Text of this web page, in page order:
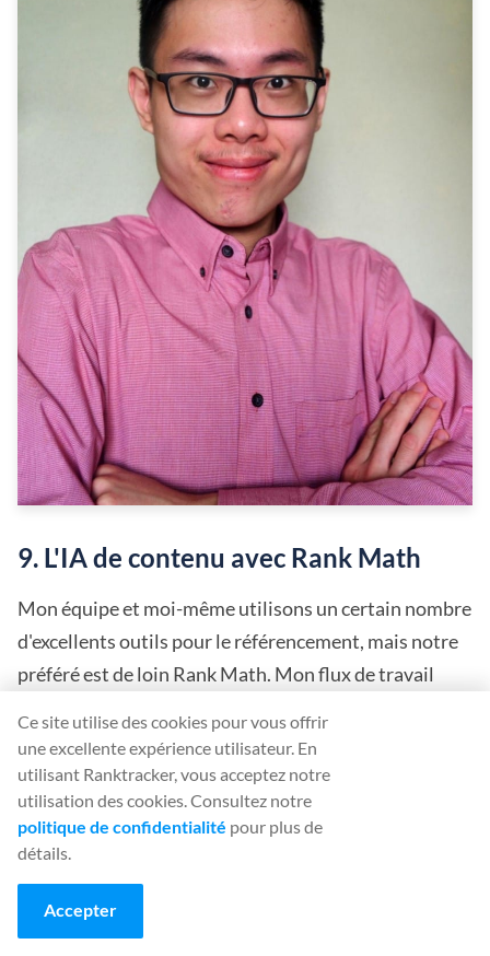
9. L'IA de contenu avec Rank Math
Mon équipe et moi-même utilisons un certain nombre
d'excellents outils pour le référencement, mais notre
préféré est de loin Rank Math. Mon flux de travail
rédige le contenu avec un outil d'IA, je le modifie en
profondeur pour y ajouter une touche humaine et,
pendant ce temps, je vérifie avec l'outil d'IA de Rank
Math pour m'assurer que je touche toutes les bonnes
Ce site utilise des cookies pour vous offrir
une excellente expérience utilisateur. En
utilisant Ranktracker, vous acceptez notre
utilisation des cookies. Consultez notre
politique de confidentialité pour plus de
détails.
Accepter